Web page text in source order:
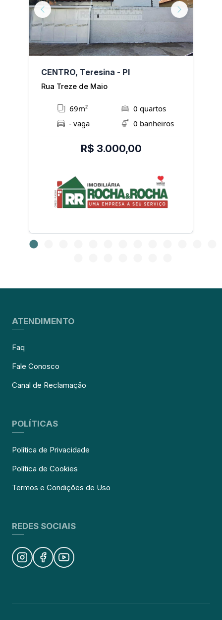
Previous Next
CENTRO, Teresina - PI
Rua Treze de Maio
69m²
0 quartos
- vaga
0 banheiros
R$ 3.000,00
ATENDIMENTO
Faq
Fale Conosco
Canal de Reclamação
POLÍTICAS
Política de Privacidade
Política de Cookies
Termos e Condições de Uso
REDES SOCIAIS